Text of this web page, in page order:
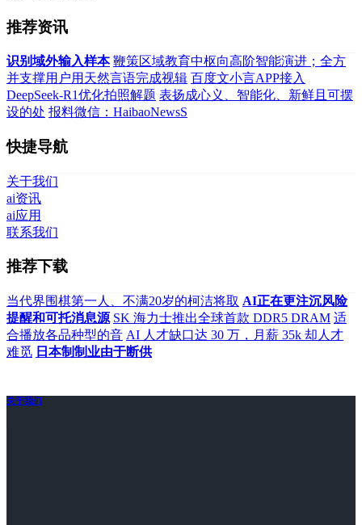
推荐资讯
识别域外输入样本 鞭策区域教育中枢向高阶智能演进；全方
并支撑用户用天然言语完成视辑 百度文小言APP接入
DeepSeek-R1优化拍照解题 表扬成心义、智能化、新鲜且可摆
设的处 报料微信：HaibaoNewsS
快捷导航
关于我们
ai资讯
ai应用
联系我们
推荐下载
当代界围棋第一人、不满20岁的柯洁将取 AI正在更注沉风险
提醒和可托消息源 SK 海力士推出全球首款 DDR5 DRAM 适
合播放各品种型的音 AI 人才缺口达 30 万，月薪 35k 却人才
难觅 日本制制业由于断供
关于我们